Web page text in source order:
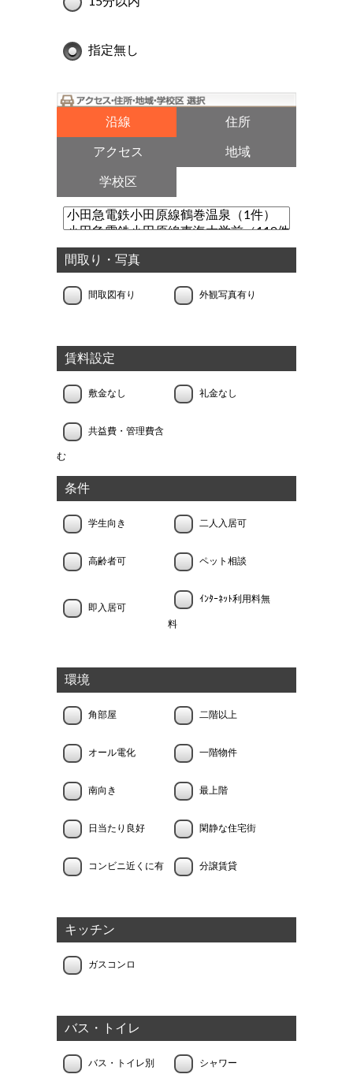
指定無し
沿線 住所
アクセス 地域
学校区
間取り・写真
間取図有り 外観写真有り
賃料設定
敷金なし 礼金なし
共益費・管理費含
む
条件
学生向き 二人入居可
高齢者可 ペット相談
即入居可
ｲﾝﾀｰﾈｯﾄ利用料無
料
環境
角部屋 二階以上
オール電化 一階物件
南向き 最上階
日当たり良好 閑静な住宅街
コンビニ近くに有 分譲賃貸
キッチン
ガスコンロ
バス・トイレ
バス・トイレ別 シャワー